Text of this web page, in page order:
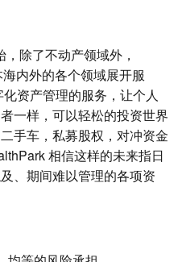
除了不动产领域外，
内外的各个领域展开服
资产管理的服务，让个人
一样，可以轻松的投资世界
手车，私募股权，对冲资金
相信这样的未来指日
、期间难以管理的各项资